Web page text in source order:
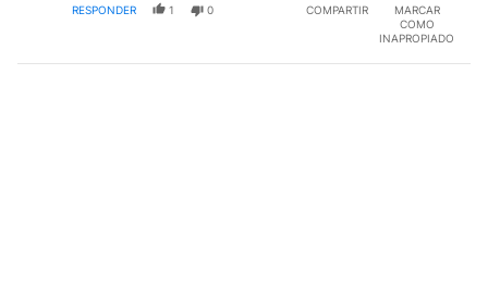
RESPONDER 1 0 COMPARTIR
MARCAR
COMO
INAPROPIADO